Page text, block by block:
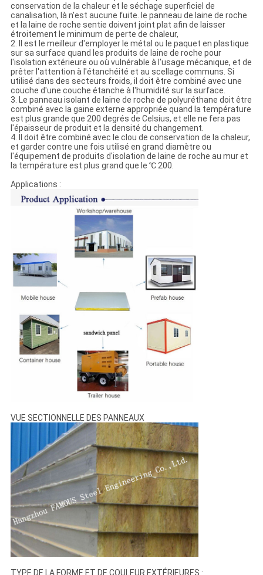
conservation de la chaleur et le séchage superficiel de
canalisation, là n'est aucune fuite. le panneau de laine de roche
et la laine de roche sentie doivent joint plat afin de laisser
étroitement le minimum de perte de chaleur,
2. Il est le meilleur d'employer le métal ou le paquet en plastique
sur sa surface quand les produits de laine de roche pour
l'isolation extérieure ou où vulnérable à l'usage mécanique, et de
prêter l'attention à l'étanchéité et au scellage communs. Si
utilisé dans des secteurs froids, il doit être combiné avec une
couche d'une couche étanche à l'humidité sur la surface.
3. Le panneau isolant de laine de roche de polyuréthane doit être
combiné avec la gaine externe appropriée quand la température
est plus grande que 200 degrés de Celsius, et elle ne fera pas
l'épaisseur de produit et la densité du changement.
4. Il doit être combiné avec le clou de conservation de la chaleur,
et garder contre une fois utilisé en grand diamètre ou
l'équipement de produits d'isolation de laine de roche au mur et
la température est plus grand que le ℃ 200.
Applications :
VUE SECTIONNELLE DES PANNEAUX
TYPE DE LA FORME ET DE COULEUR EXTÉRIEURES :